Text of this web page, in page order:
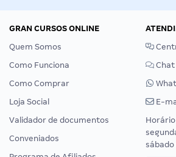
GRAN CURSOS ONLINE
Quem Somos
Como Funciona
Como Comprar
Loja Social
Validador de documentos
Conveniados
Chat
E-
sábado